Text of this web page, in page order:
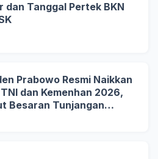
dan Tanggal Pertek BKN
Prabowo Resmi Naikkan
dan Kemenhan 2026,
Besaran Tunjangan